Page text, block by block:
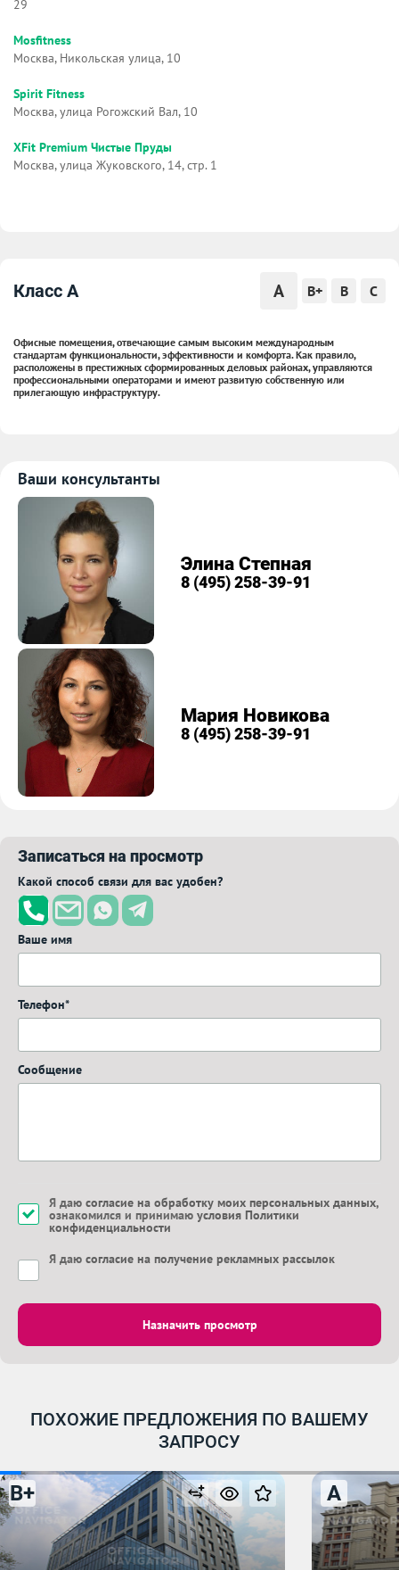
29
Mosfitness
Москва, Никольская улица, 10
Spirit Fitness
Москва, улица Рогожский Вал, 10
XFit Premium Чистые Пруды
Москва, улица Жуковского, 14, стр. 1
Класс A A B+ B C
Офисные помещения, отвечающие самым высоким международным
стандартам функциональности, эффективности и комфорта. Как правило,
расположены в престижных сформированных деловых районах, управляются
профессиональными операторами и имеют развитую собственную или
прилегающую инфраструктуру.
Ваши консультанты
Элина Степная
8 (495) 258-39-91
Мария Новикова
8 (495) 258-39-91
Записаться на просмотр
Какой способ связи для вас удобен?
Ваше имя
Телефон*
Сообщение
Я даю согласие на обработку моих персональных данных,
ознакомился и принимаю условия Политики
конфиденциальности
Я даю согласие на получение рекламных рассылок
Назначить просмотр
ПОХОЖИЕ ПРЕДЛОЖЕНИЯ ПО ВАШЕМУ
ЗАПРОСУ
B+ A